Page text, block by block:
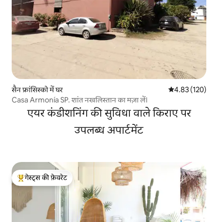
सैन फ्रांसिस्को में घर औसत रेटिंग 5 में से
4.83 (120)
Casa Armonía SP. शांत नखलिस्तान का मज़ा लें।
एयर कंडीशनिंग की सुविधा वाले किराए पर
उपलब्ध अपार्टमेंट
गेस्ट्स का टॉप फ़ेवरेट
गेस्ट्स की फ़ेवरेट